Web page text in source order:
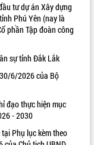
tư dự án Xây dựng
Phú Yên (nay là
phần Tập đoàn công
sự tỉnh Đắk Lắk
6/2026 của Bộ
đạo thực hiện mục
- 2030
Phụ lục kèm theo